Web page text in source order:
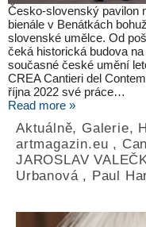
Česko-slovenský pavilon
bienále v Benátkách
slovenské umělce. Od
čeká historická budova
současné české umění
CREA Cantieri del
října 2022 své práce…
Read more »
Aktuálně, Galerie,
artmagazin.eu ,
JAROSLAV
Urbanová, Paul